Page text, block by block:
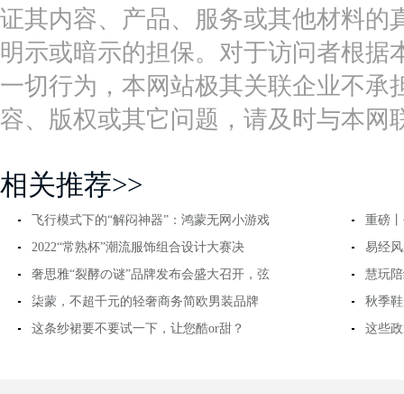
证其内容、产品、服务或其他材料的
明示或暗示的担保。对于访问者根据
一切行为，本网站极其关联企业不承
容、版权或其它问题，请及时与本网
相关推荐>>
飞行模式下的“解闷神器”：鸿蒙无网小游戏
重磅
2022“常熟杯”潮流服饰组合设计大赛决
易经
奢思雅“裂酵の谜”品牌发布会盛大召开，弦
慧玩
柒蒙，不超千元的轻奢商务简欧男装品牌
秋季鞋
这条纱裙要不要试一下，让您酷or甜？
这些